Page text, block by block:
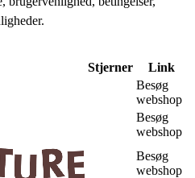
Stjerner
Link
Besøg
webshop
Besøg
webshop
Besøg
webshop